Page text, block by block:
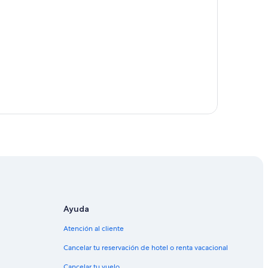
Ayuda
Atención al cliente
Cancelar tu reservación de hotel o renta vacacional